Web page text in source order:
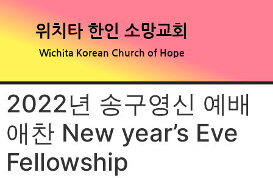
위치타 한인 소망교회
Wichita Korean Church of Hope
2022년 송구영신 예배
애찬 New year’s Eve
Fellowship